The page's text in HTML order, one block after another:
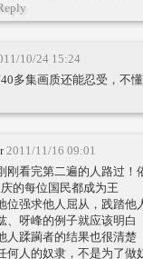
10/24 15:24
多集画质还能忍受，不
2011/11/16 09:01
刚看完第二遍的人路过！
的每位国民都成为王
位强求他人屈从，践踏他
、呀峰的例子就应该明白
人蹂躏者的结果也很清楚
何人的奴隶，不是为了做